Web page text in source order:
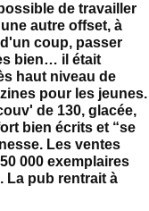
de travailler
autre offset, à
coup, passer
bien… il était
haut niveau de
pour les jeunes.
de 130, glacée,
bien écrits et “se
Les ventes
000 exemplaires
La pub rentrait à